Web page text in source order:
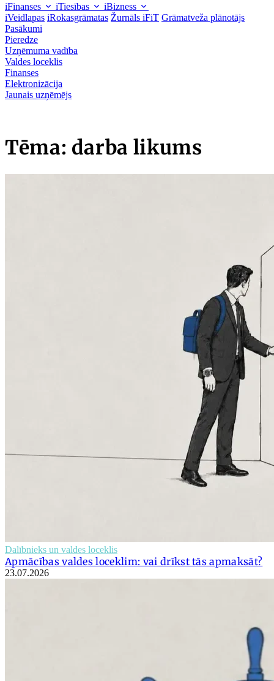
iFinanses iTiesības
iBizness
iVeidlapas iRokasgrāmatas Žurnāls iFiT Grāmatveža plānotājs
Pasākumi
Pieredze
Uzņēmuma vadība
Valdes loceklis
Finanses
Elektronizācija
Jaunais uzņēmējs
Tēma: darba likums
Dalībnieks un valdes loceklis
Apmācības valdes loceklim: vai drīkst tās apmaksāt?
23.07.2026